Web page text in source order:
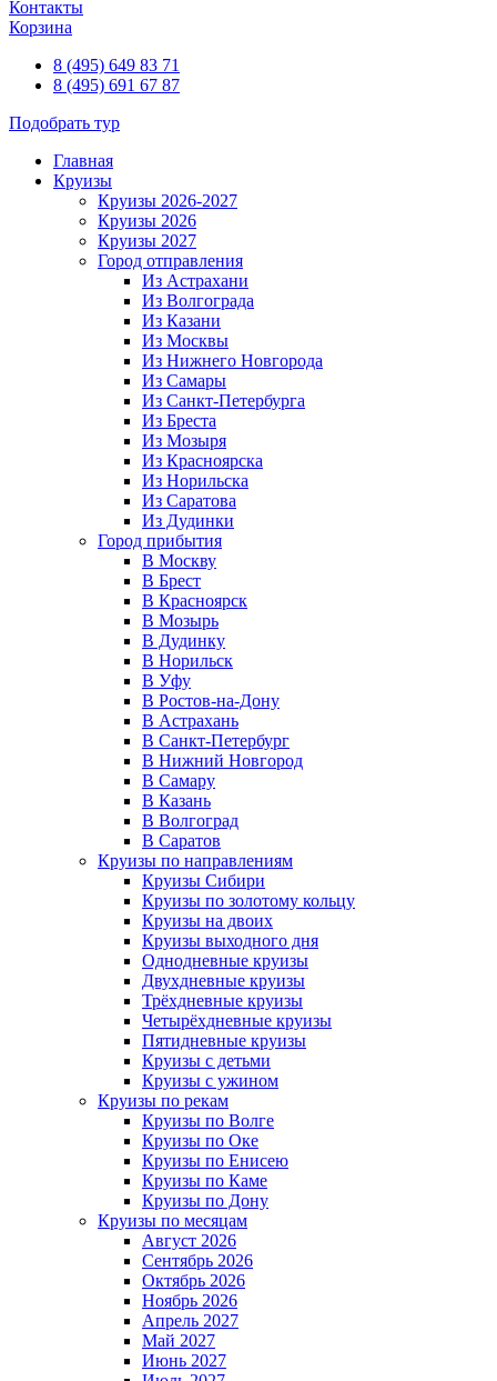
Контакты
Корзина
8 (495) 649 83 71
8 (495) 691 67 87
Подобрать тур
Главная
Круизы
Круизы 2026-2027
Круизы 2026
Круизы 2027
Город отправления
Из Астрахани
Из Волгограда
Из Казани
Из Москвы
Из Нижнего Новгорода
Из Самары
Из Санкт-Петербурга
Из Бреста
Из Мозыря
Из Красноярска
Из Норильска
Из Саратова
Из Дудинки
Город прибытия
В Москву
В Брест
В Красноярск
В Мозырь
В Дудинку
В Норильск
В Уфу
В Ростов-на-Дону
В Астрахань
В Санкт-Петербург
В Нижний Новгород
В Самару
В Казань
В Волгоград
В Саратов
Круизы по направлениям
Круизы Сибири
Круизы по золотому кольцу
Круизы на двоих
Круизы выходного дня
Однодневные круизы
Двухдневные круизы
Трёхдневные круизы
Четырёхдневные круизы
Пятидневные круизы
Круизы с детьми
Круизы с ужином
Круизы по рекам
Круизы по Волге
Круизы по Оке
Круизы по Енисею
Круизы по Каме
Круизы по Дону
Круизы по месяцам
Август 2026
Сентябрь 2026
Октябрь 2026
Ноябрь 2026
Апрель 2027
Май 2027
Июнь 2027